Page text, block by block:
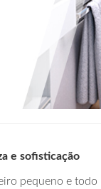
e sofisticação
pequeno e